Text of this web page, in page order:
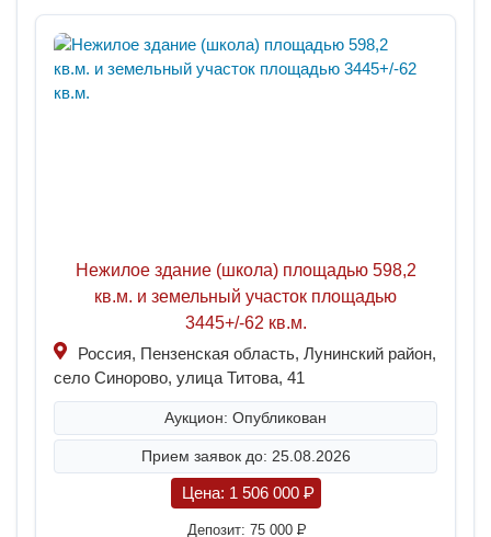
Нежилое здание (школа) площадью 598,2
кв.м. и земельный участок площадью
3445+/-62 кв.м.
Россия, Пензенская область, Лунинский район,
село Синорово, улица Титова, 41
Аукцион: Опубликован
Прием заявок до: 25.08.2026
Цена: 1 506 000 P
Депозит: 75 000P